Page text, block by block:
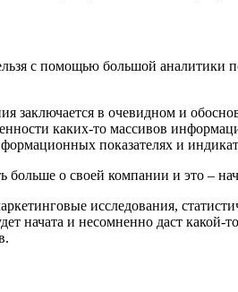
с помощью большой аналитики
заключается в очевидном и
каких-то массивов
показателях и
больше о своей компании и это –
исследования,
начата и несомненно даст